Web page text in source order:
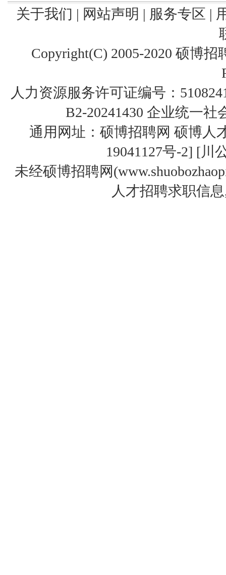
关于我们 | 网站声明 | 服务专区 |
Copyright(C) 2005-2020 硕博招
人力资源服务许可证编号：
B2-20241430 企业统一社
通用网址：硕博招聘网 硕博人
19041127号-2] [川
未经硕博招聘网
人才招聘求职信